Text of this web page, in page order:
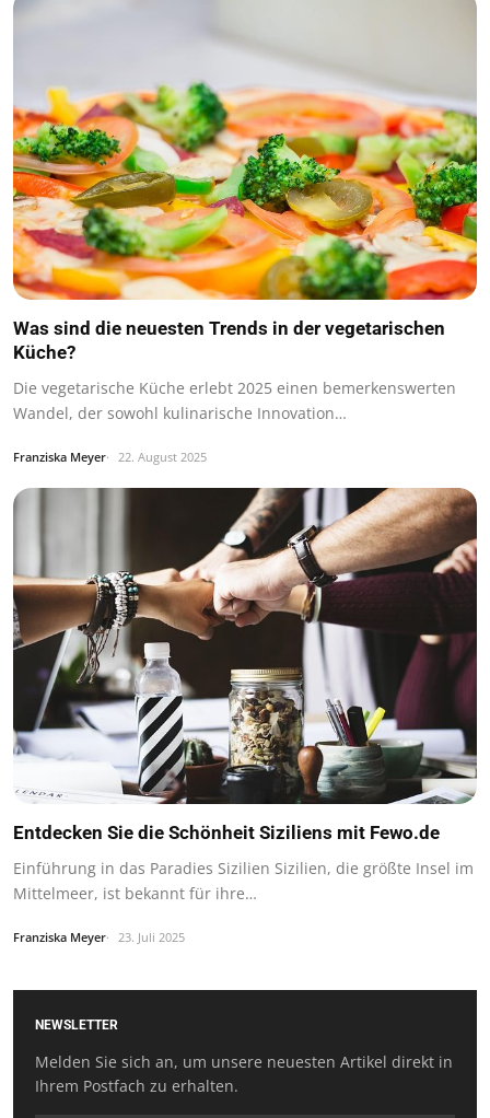
Was sind die neuesten Trends in der vegetarischen
Küche?
Die vegetarische Küche erlebt 2025 einen bemerkenswerten
Wandel, der sowohl kulinarische Innovation…
Franziska Meyer 22. August 2025
Entdecken Sie die Schönheit Siziliens mit Fewo.de
Einführung in das Paradies Sizilien Sizilien, die größte Insel im
Mittelmeer, ist bekannt für ihre…
Franziska Meyer 23. Juli 2025
NEWSLETTER
Melden Sie sich an, um unsere neuesten Artikel direkt in
Ihrem Postfach zu erhalten.